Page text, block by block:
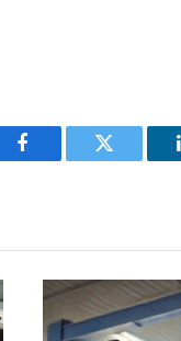
Facebook Twitter